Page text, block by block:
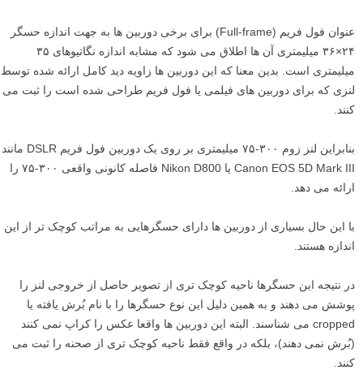
عنوان فول فریم (Full-frame) برای برخی دوربین ها به جهت اندازه حسگر
۲۴×۳۶ میلیمتری آن ها اطلاق می شود که مشابه اندازه نگاتیوهای ۳۵
میلیمتری است. بدین معنا که این دوربین ها زاویه دید کامل ارائه شده توسط
لنزی که برای دوربین های فیلمی یا فول فریم طراحی شده است را ثبت می
کنند.
بنابراین لنز زوم ۳۰۰-۷۵ میلیمتری بر روی یک دوربین فول فریم DSLR مانند
Canon EOS 5D Mark III یا Nikon D800 فاصله کانونی واقعی ۳۰۰-۷۵ را
ارائه می دهد.
با این حال بسیاری از دوربین ها دارای حسگرهایی به مراتب کوچک تر از این
اندازه هستند.
در نتیجه این حسگرها ناحیه کوچک تری از تصویر حاصل از خروجی لنز را
پوشش می دهند و به همین دلیل این نوع حسگرها را با نام بُرش یافته یا
cropped می شناسند. البته این دوربین ها واقعا عکس را کراپ نمی کنند
(بُرش نمی دهند)، بلکه در واقع فقط ناحیه کوچک تری از صحنه را ثبت می
کنند.